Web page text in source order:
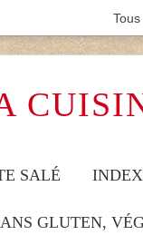
SALÉ
GLUTEN,